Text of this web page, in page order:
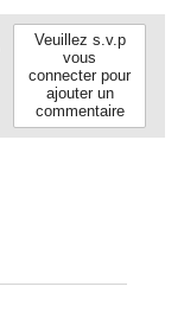
Veuillez s.v.p
vous
connecter pour
ajouter un
commentaire